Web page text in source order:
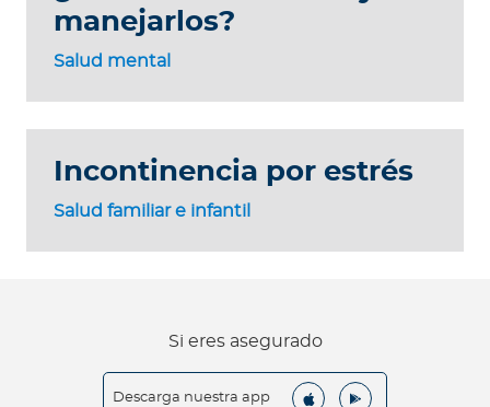
Salud mental
manejarlos?
Salud familiar e infantil
Incontinencia por estrés
Si eres asegurado
Descarga nuestra app